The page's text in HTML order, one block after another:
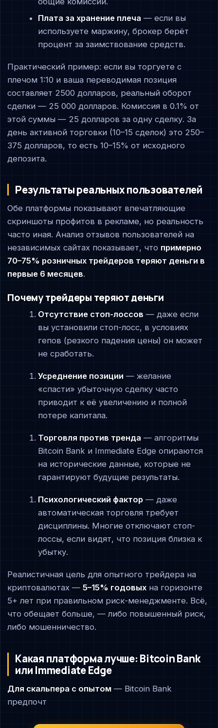
Плата за хранение плеча — если вы
используете маржину, брокер берёт
процент за заимствование средств.
Практический пример: если вы торгуете с
плечом 1:10 и ваша переводимая позиция
составляет 2500 долларов, реальный оборот
сделки — 25 000 долларов. Комиссия в 0.1% от
этой суммы — 25 долларов за одну сделку. За
день активной торговки (10–15 сделок) это 250–
375 долларов, то есть 10–15% от исходного
депозита.
Результаты реальных пользователей
Обе платформы показывают впечатляющие
скриншоты профитов в рекламе, но реальность
часто иная. Анализ отзывов пользователей на
независимых сайтах показывает, что примерно
70–75% розничных трейдеров теряют деньги в
первые 6 месяцев.
Почему трейдеры теряют деньги
Отсутствие стоп-лоссов — даже если
вы установили стоп-лосс, в условиях
гепов (резкого падения цены) он может
не сработать.
Усреднение позиции — желание
«спасти» убыточную сделку часто
приводит к её увеличению и полной
потере капитала.
Торговля против тренда — алгоритмы
Bitcoin Bank и Immediate Edge опираются
на исторические данные, которые не
гарантируют будущие результаты.
Психологический фактор— даже
автоматическая торговля требует
дисциплины. Многие отключают стоп-
лоссы, если видят, что позиция близка к
убытку.
Реалистичная цель для опытного трейдера на
криптовалютах —5–15% годовых на горизонте
5+ лет при правильном риск-менеджменте. Всё,
что обещает больше, — либо повышенный риск,
либо мошенничество.
Какая платформа лучше: Bitcoin Bank
или Immediate Edge
Для скальпера с опытом — Bitcoin Bank
предпочт